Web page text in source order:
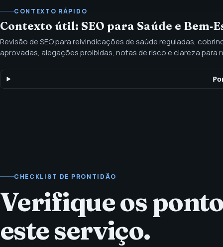
CONTEXTO RÁPIDO
Contexto útil: SEO para Saúde e
Revisão de SEO para reivindicações de saúde reguladas,
aprovadas, alegações proibidas, notas de risco e clareza para
aprovados, limites claros e decisões de publicação sensíveis à
CHECKLIST DE PRONTIDÃO
Verifique os
este serviço.